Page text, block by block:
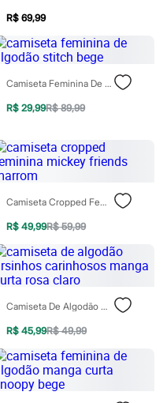
R$ 69,99
Camiseta Feminina De Algodão Stitch Bege
R$ 29,99R$ 89,99
Camiseta Cropped Feminina Mickey Friends Marrom
R$ 49,99R$ 59,99
Camiseta De Algodão Ursinhos Carinhosos Manga Curta Rosa Claro
R$ 45,99R$ 49,99